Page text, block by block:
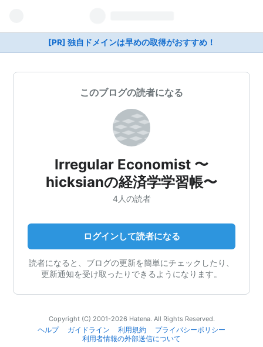
[PR] 独自ドメインは早めの取得がおすすめ！
このブログの読者になる
Irregular Economist 〜
hicksianの経済学学習帳〜
4人の読者
ログインして読者になる
読者になると、ブログの更新を簡単にチェックしたり、
更新通知を受け取ったりできるようになります。
Copyright (C) 2001-2026 Hatena. All Rights Reserved.
ヘルプ
ガイドライン 利用規約
プライバシーポリシー
利用者情報の外部送信について